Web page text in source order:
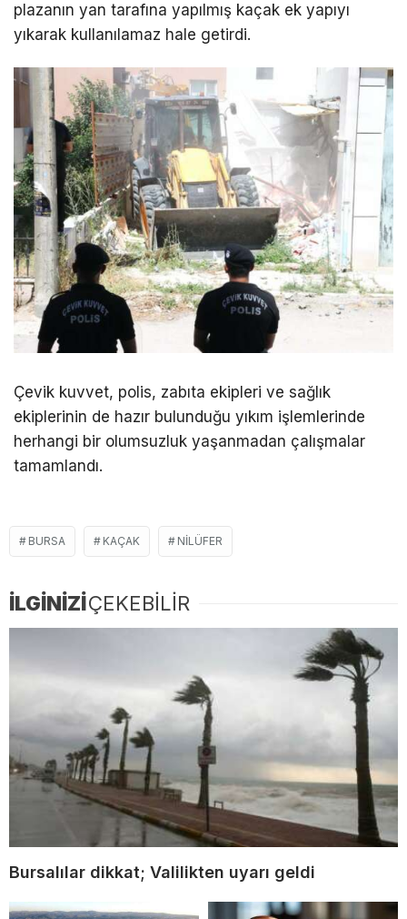
plazanın yan tarafına yapılmış kaçak ek yapıyı
yıkarak kullanılamaz hale getirdi.
Çevik kuvvet, polis, zabıta ekipleri ve sağlık
ekiplerinin de hazır bulunduğu yıkım işlemlerinde
herhangi bir olumsuzluk yaşanmadan çalışmalar
tamamlandı.
BURSA KAÇAK NILÜFER
İLGİNİZİÇEKEBİLİR
Bursalılar dikkat; Valilikten uyarı geldi